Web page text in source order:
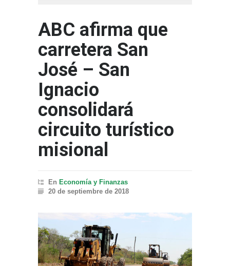
ABC afirma que
carretera San
José – San
Ignacio
consolidará
circuito turístico
misional
En Economía y Finanzas
20 de septiembre de 2018